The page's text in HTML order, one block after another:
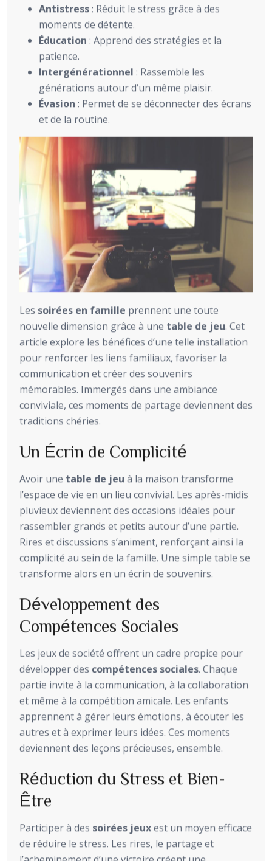
Antistress: Réduit le stress grâce à des
moments de détente.
Éducation : Apprend des stratégies et la
patience.
Intergénérationnel : Rassemble les
générations autour d’un même plaisir.
Évasion : Permet de se déconnecter des écrans
et de la routine.
Les soirées en famille prennent une toute
nouvelle dimension grâce à une table de jeu. Cet
article explore les bénéfices d’une telle installation
pour renforcer les liens familiaux, favoriser la
communication et créer des souvenirs
mémorables. Immergés dans une ambiance
conviviale, ces moments de partage deviennent des
traditions chéries.
Un Écrin de Complicité
Avoir une table de jeu à la maison transforme
l’espace de vie en un lieu convivial. Les après-midis
pluvieux deviennent des occasions idéales pour
rassembler grands et petits autour d’une partie.
Rires et discussions s’animent, renforçant ainsi la
complicité au sein de la famille. Une simple table se
transforme alors en un écrin de souvenirs.
Développement des
Compétences Sociales
Les jeux de société offrent un cadre propice pour
développer des compétences sociales. Chaque
partie invite à la communication, à la collaboration
et même à la compétition amicale. Les enfants
apprennent à gérer leurs émotions, à écouter les
autres et à exprimer leurs idées. Ces moments
deviennent des leçons précieuses, ensemble.
Réduction du Stress et Bien-
Être
Participer à des soirées jeuxest un moyen efficace
de réduire le stress. Les rires, le partage et